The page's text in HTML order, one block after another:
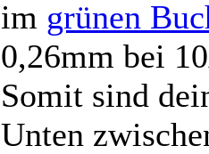
im grünen
0,26mm bei
Somit sind
Unten